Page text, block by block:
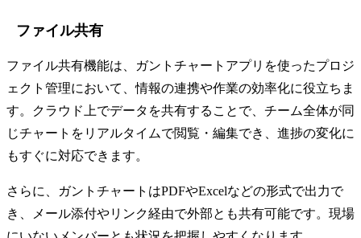
ファイル共有
ファイル共有機能は、ガントチャートアプリを使ったプロジ
ェクト管理において、情報の連携や作業の効率化に役立ちま
す。クラウド上でデータを共有することで、チーム全体が同
じチャートをリアルタイムで閲覧・編集でき、進捗の変化に
もすぐに対応できます。
さらに、ガントチャートはPDFやExcelなどの形式で出力で
き、メール添付やリンク経由で外部とも共有可能です。現場